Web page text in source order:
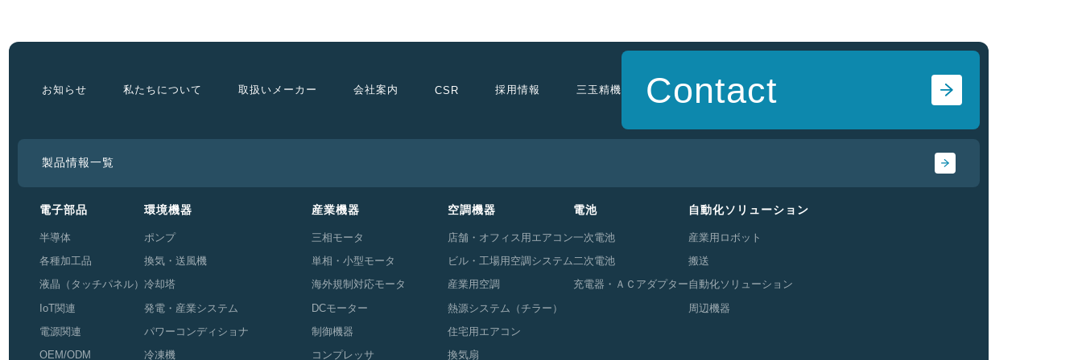
お知らせ 私たちについて 取扱いメーカー 会社案内 CSR 採用情報 三玉精機 Contact
製品情報一覧
電子部品
半導体
各種加工品
液晶（タッチパネル）
IoT関連
電源関連
OEM/ODM
環境機器
ポンプ
換気・送風機
冷却塔
発電・産業システム
パワーコンディショナ
冷凍機
産業機器
三相モータ
単相・小型モータ
海外規制対応モータ
DCモーター
制御機器
コンプレッサ
空調機器
店舗・オフィス用エアコン
ビル・工場用空調システム
産業用空調
熱源システム（チラー）
住宅用エアコン
換気扇
電池
一次電池
二次電池
充電器・ＡＣアダプター
自動化ソリューション
産業用ロボット
搬送
自動化ソリューション
周辺機器